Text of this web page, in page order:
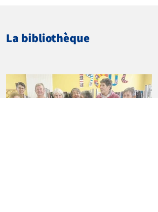
La bibliothèque